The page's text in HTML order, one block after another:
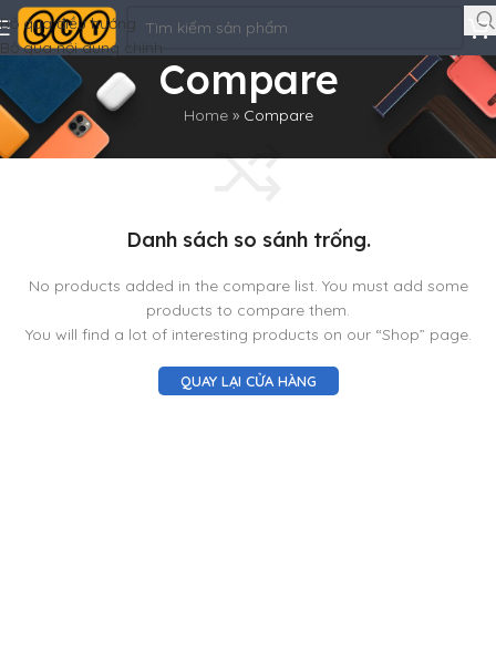
Bỏ qua điều hướng
Bỏ qua nội dung chính
Compare
Home» Compare
Danh sách so sánh trống.
No products added in the compare list. You must add some
products to compare them.
You will find a lot of interesting products on our “Shop” page.
QUAY LẠI CỬA HÀNG